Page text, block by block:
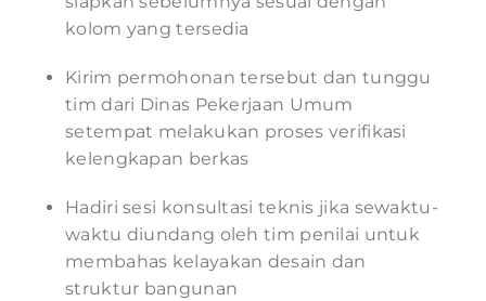
kolom yang tersedia
Kirim permohonan tersebut dan tunggu
tim dari Dinas Pekerjaan Umum
setempat melakukan proses verifikasi
kelengkapan berkas
Hadiri sesi konsultasi teknis jika sewaktu-
waktu diundang oleh tim penilai untuk
membahas kelayakan desain dan
struktur bangunan